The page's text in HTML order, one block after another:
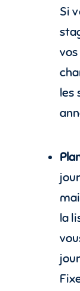
Si
les
la